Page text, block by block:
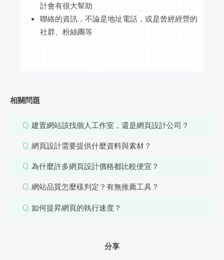
計會有很大幫助
聯絡的資訊，不論是地址電話，或是曾經經營的
社群、粉絲團等
相關問題
Q. 建置網站該找個人工作室，還是網頁設計公司？
Q. 網頁設計需要提供什麼資料與素材？
Q. 為什麼許多網頁設計價格都比較便宜？
Q. 網站品質怎麼樣判定？有無推薦工具？
Q. 如何提昇網頁的執行速度？
分享